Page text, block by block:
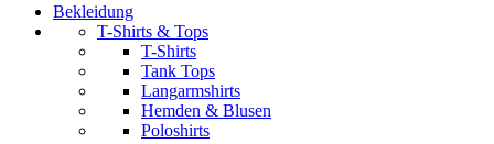
Bekleidung
T-Shirts & Tops
T-Shirts
Tank Tops
Langarmshirts
Hemden & Blusen
Poloshirts